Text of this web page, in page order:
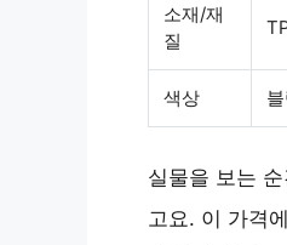
소재/재
질
색상
실물을 보는
고요. 이 가격